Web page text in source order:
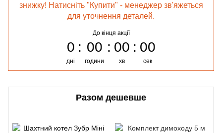
знижку! Натисніть "Купити" - менеджер зв'яжеться
для уточнення деталей.
До кінця акції
0
дні
00
години
00
хв
00
сек
Разом дешевше